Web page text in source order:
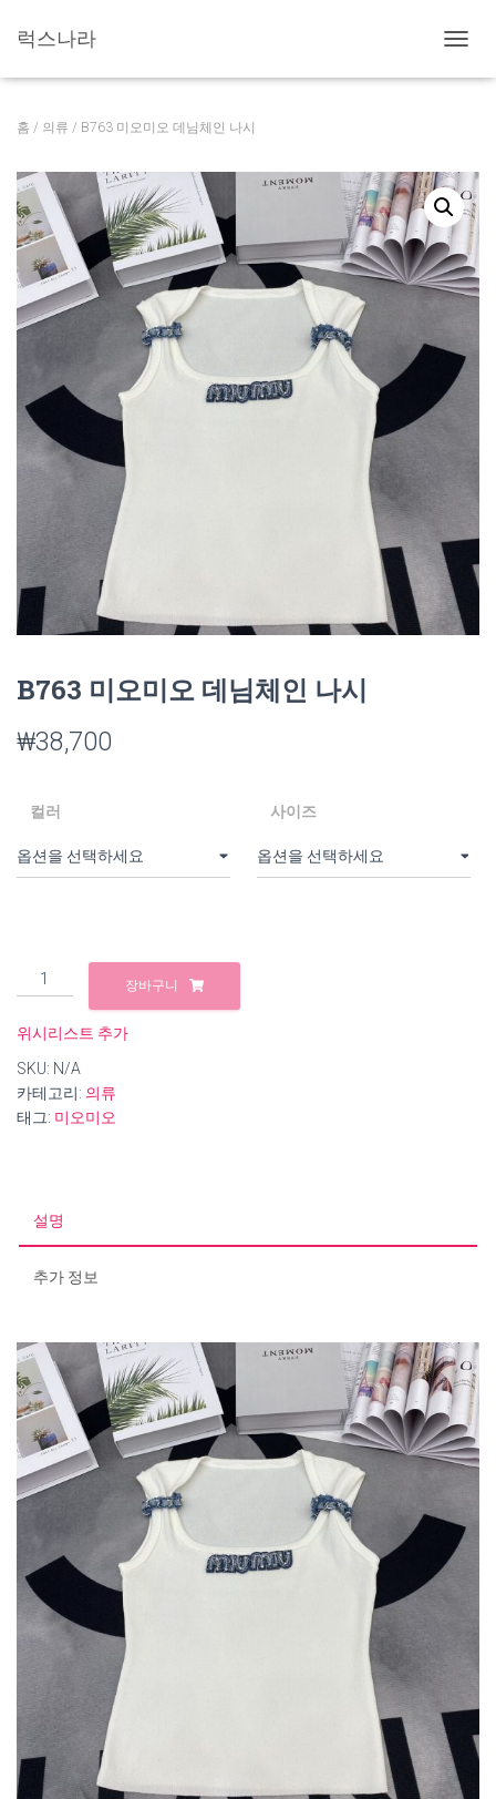
럭스나라
비
홈 / 의류 / B763 미오미오 데님체인 나시
B763 미오미오 데님체인 나시
₩38,700
컬러 사이즈
B763
미
미
오
데
님
수
장바구니
위시리스트 추가
SKU: N/A
카테고리: 의류
태그: 미오미오
설명
추가 정보